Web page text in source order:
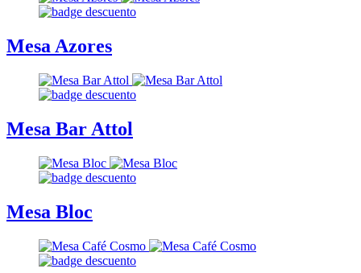
Mesa Azores
Mesa Bar Attol
Mesa Bloc